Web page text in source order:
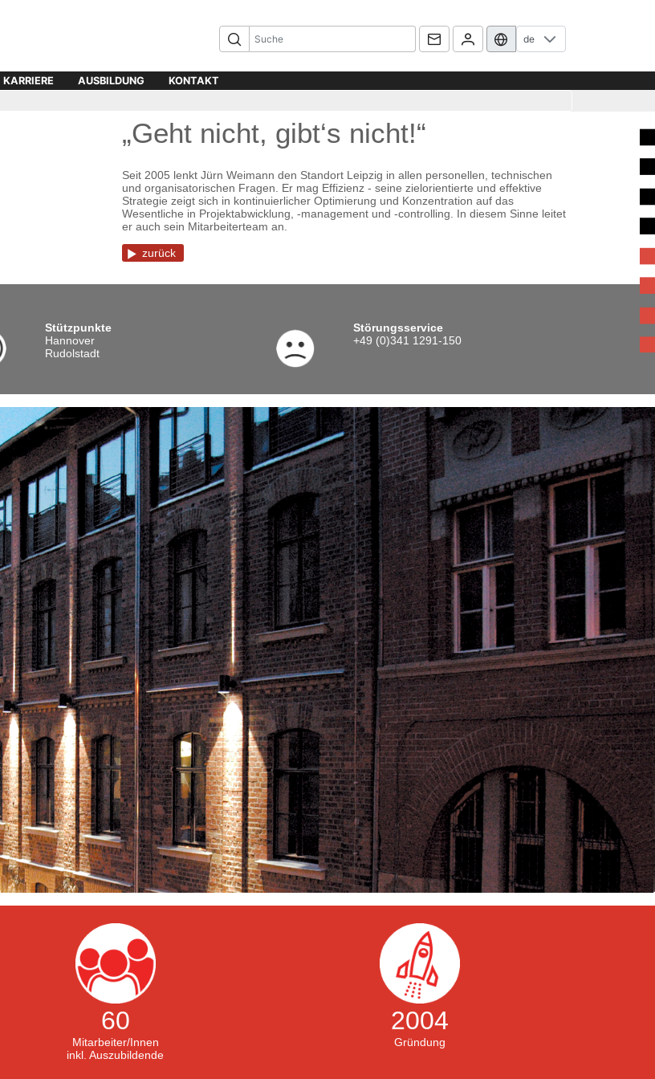
de
KARRIERE AUSBILDUNG KONTAKT
„Geht nicht, gibt‘s nicht!“
Seit 2005 lenkt Jürn Weimann den Standort Leipzig in allen personellen, technischen
und organisatorischen Fragen. Er mag Effizienz - seine zielorientierte und effektive
Strategie zeigt sich in kontinuierlicher Optimierung und Konzentration auf das
Wesentliche in Projektabwicklung, -management und -controlling. In diesem Sinne leitet
er auch sein Mitarbeiterteam an.
zurück
Stützpunkte
Hannover
Rudolstadt
Störungsservice
+49 (0)341 1291-150
60
Mitarbeiter/Innen
inkl. Auszubildende
2004
Gründung